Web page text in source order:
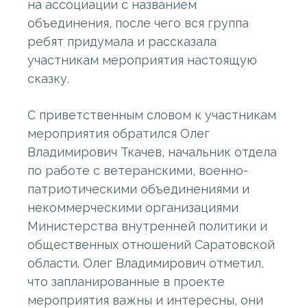
на ассоциации с названием
объединения, после чего вся группа
ребят придумала и рассказала
участникам мероприятия настоящую
сказку.
С приветственным словом к участникам
мероприятия обратился Олег
Владимирович Ткачев, начальник отдела
по работе с ветеранскими, военно-
патриотическими объединениями и
некоммерческими организациями
Министерства внутренней политики и
общественных отношений Саратовской
области. Олег Владимирович отметил,
что запланированные в проекте
мероприятия важны и интересны, они